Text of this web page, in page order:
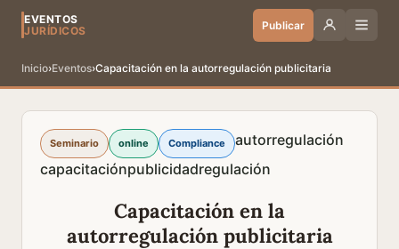
EVENTOS
JURÍDICOS
Publicar
Inicio›Eventos›Capacitación en la autorregulación publicitaria
Seminario online Compliance
autorregulación
capacitaciónpublicidadregulación
Capacitación en la
autorregulación publicitaria